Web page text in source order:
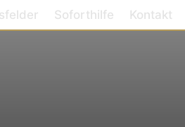
Soforthilfe Kontakt